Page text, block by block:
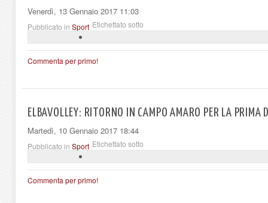
Venerdì, 13 Gennaio 2017 11:03
Pubblicato in Sport Etichettato sotto
Commenta per primo!
ELBAVOLLEY: RITORNO IN CAMPO AMARO PER LA PRIMA
Martedì, 10 Gennaio 2017 18:44
Pubblicato in Sport Etichettato sotto
Commenta per primo!